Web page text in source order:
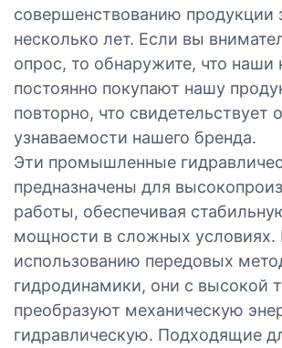
совершенствованию продукции
несколько лет. Если вы
опрос, то обнаружите, что наши
постоянно покупают нашу
повторно, что свидетельствует
узнаваемости нашего бренда.
Эти промышленные
предназначены для
работы, обеспечивая
мощности в сложных условиях.
использованию передовых
гидродинамики, они с высокой
преобразуют механическую
гидравлическую. Подходящие